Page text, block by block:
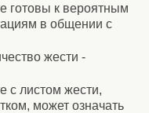
готовы к вероятным
в общении с
жести -
с листом жести,
может означать